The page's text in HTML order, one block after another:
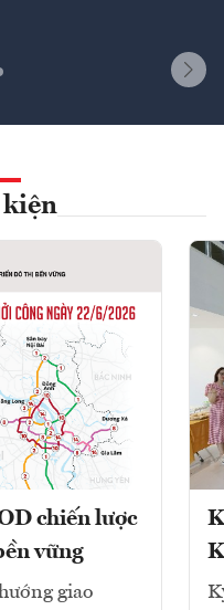
kiện
chiến lược
vững
giao